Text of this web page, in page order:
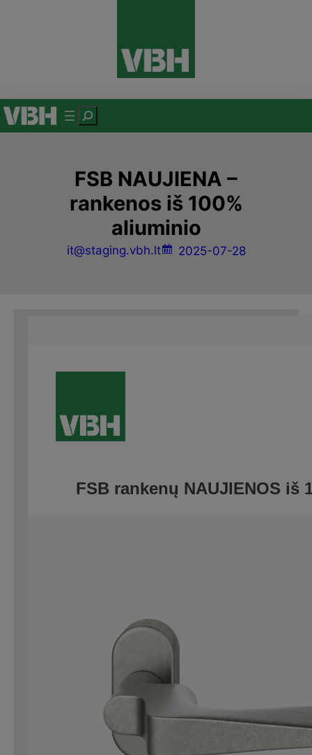
P
a
e
š
k
FSB NAUJIENA –
rankenos iš 100%
aliuminio
it@staging.vbh.lt 2025-07-28
FSB rankenų NAUJIENOS iš